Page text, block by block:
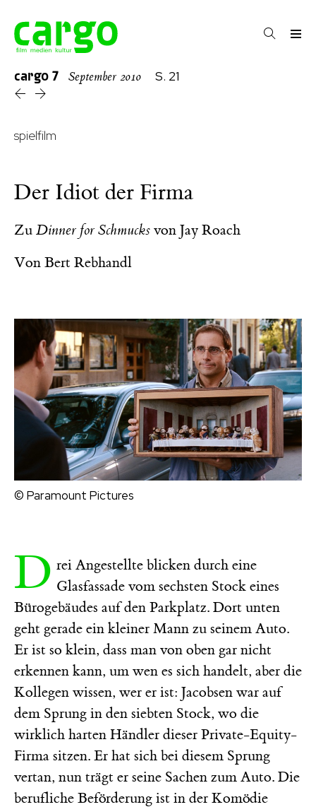
cargo 7 September 2010 S. 21
spielfilm
Der Idiot der Firma
Zu Dinner for Schmucks von Jay Roach
Von Bert Rebhandl
© Paramount Pictures
D rei Angestellte blicken durch eine
Glasfassade vom sechsten Stock eines
Bürogebäudes auf den Parkplatz. Dort unten
geht gerade ein kleiner Mann zu seinem Auto.
Er ist so klein, dass man von oben gar nicht
erkennen kann, um wen es sich handelt, aber die
Kollegen wissen, wer er ist: Jacobsen war auf
dem Sprung in den siebten Stock, wo die
wirklich harten Händler dieser Private-Equity-
Firma sitzen. Er hat sich bei diesem Sprung
vertan, nun trägt er seine Sachen zum Auto. Die
berufliche Beförderung ist in der Komödie